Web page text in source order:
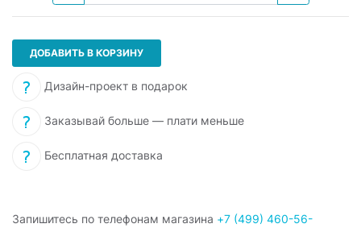
ДОБАВИТЬ В КОРЗИНУ
Дизайн-проект в подарок
Заказывай больше — плати меньше
Бесплатная доставка
Запишитесь по телефонам магазина +7 (499) 460-56-